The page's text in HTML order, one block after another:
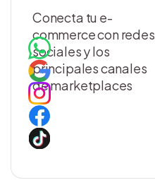
Conecta tu e-
commerce con redes
sociales y los
principales canales
de marketplaces